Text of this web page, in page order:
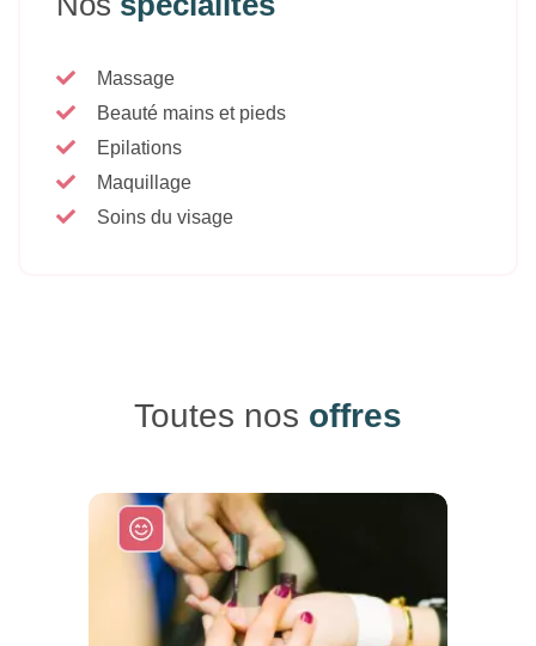
Massage
Beauté mains et pieds
Epilations
Maquillage
Soins du visage
Toutes nos offres